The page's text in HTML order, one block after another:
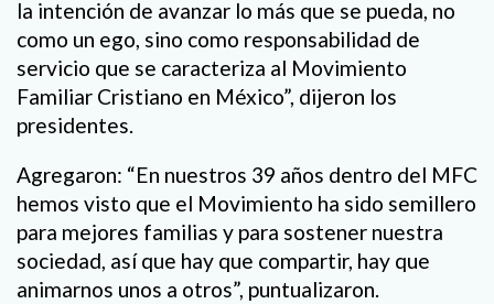
la intención de avanzar lo más que se pueda, no
como un ego, sino como responsabilidad de
servicio que se caracteriza al Movimiento
Familiar Cristiano en México”, dijeron los
presidentes.
Agregaron: “En nuestros 39 años dentro del MFC
hemos visto que el Movimiento ha sido semillero
para mejores familias y para sostener nuestra
sociedad, así que hay que compartir, hay que
animarnos unos a otros”, puntualizaron.